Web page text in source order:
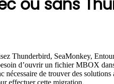
Thunderbird, SeaMonkey,
d’ouvrir un fichier MBOX
de trouver des
effectuer cette migration.